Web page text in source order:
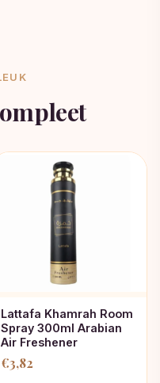
Lattafa Khamrah Room
Spray 300ml Arabian
Air Freshener
€3,82